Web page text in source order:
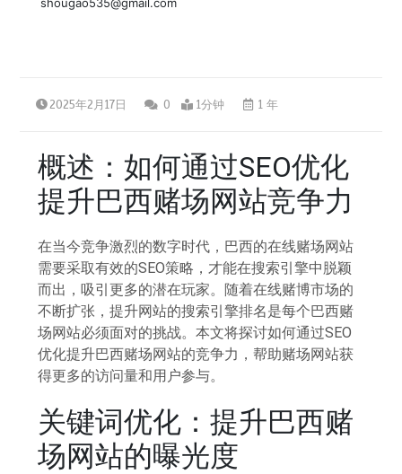
2025年2月17日 0 1分钟 1 年
概述：如何通过SEO优化
提升巴西赌场网站竞争力
在当今竞争激烈的数字时代，巴西的在线赌场网站
需要采取有效的SEO策略，才能在搜索引擎中脱颖
而出，吸引更多的潜在玩家。随着在线赌博市场的
不断扩张，提升网站的搜索引擎排名是每个巴西赌
场网站必须面对的挑战。本文将探讨如何通过SEO
优化提升巴西赌场网站的竞争力，帮助赌场网站获
得更多的访问量和用户参与。
关键词优化：提升巴西赌
场网站的曝光度